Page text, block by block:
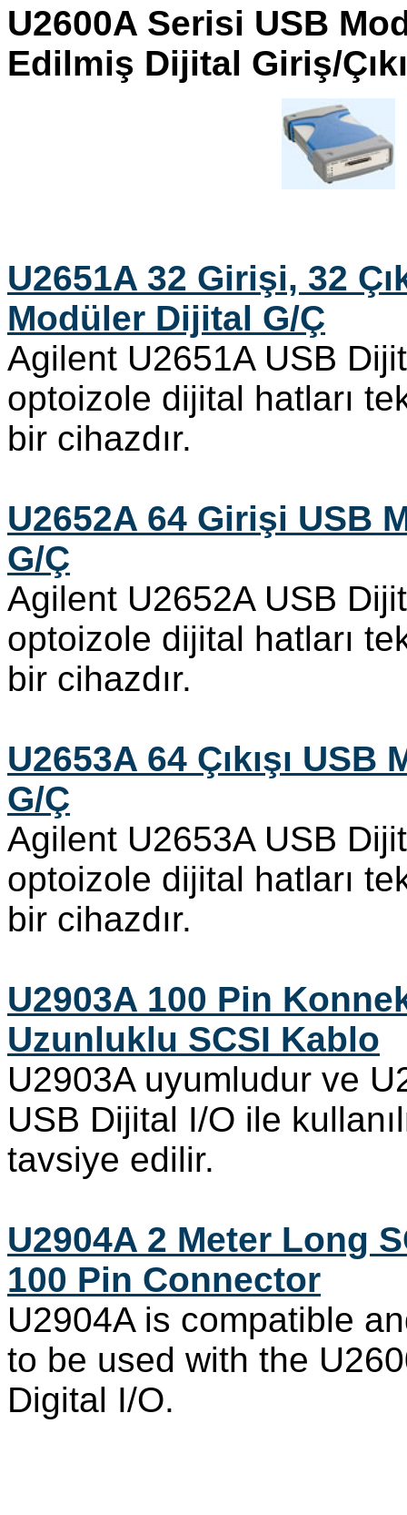
U2600A Serisi USB
Edilmiş Dijital Giriş/
U2651A 32 Girişi, 32
Modüler Dijital G/Ç
Agilent U2651A USB
optoizole dijital hatları
bir cihazdır.
U2652A 64 Girişi USB
G/Ç
Agilent U2652A USB
optoizole dijital hatları
bir cihazdır.
U2653A 64 Çıkışı
G/Ç
Agilent U2653A USB
optoizole dijital hatları
bir cihazdır.
U2903A 100 Pin
Uzunluklu SCSI Kablo
U2903A uyumludur ve
USB Dijital I/O ile
tavsiye edilir.
U2904A 2 Meter Long
100 Pin Connector
U2904A is compatible
to be used with the
Digital I/O.